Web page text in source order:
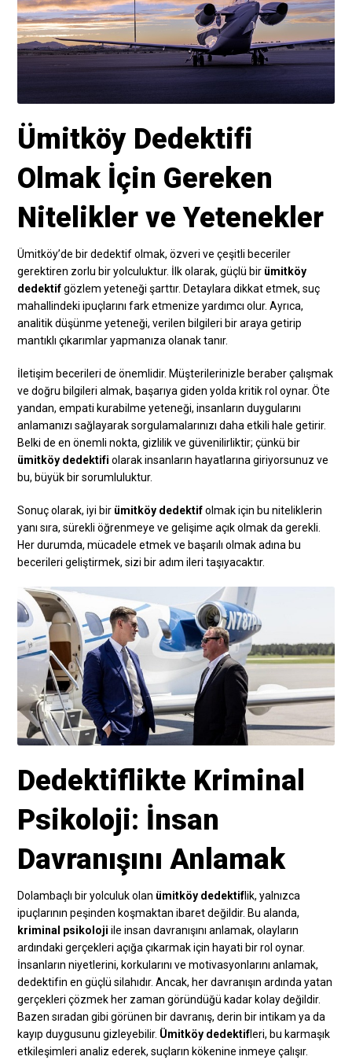
Ümitköy Dedektifi
Olmak İçin Gereken
Nitelikler ve Yetenekler
Ümitköy’de bir dedektif olmak, özveri ve çeşitli beceriler
gerektiren zorlu bir yolculuktur. İlk olarak, güçlü bir ümitköy
dedektifgözlem yeteneği şarttır. Detaylara dikkat etmek, suç
mahallindeki ipuçlarını fark etmenize yardımcı olur. Ayrıca,
analitik düşünme yeteneği, verilen bilgileri bir araya getirip
mantıklı çıkarımlar yapmanıza olanak tanır.
İletişim becerileri de önemlidir. Müşterilerinizle beraber çalışmak
ve doğru bilgileri almak, başarıya giden yolda kritik rol oynar. Öte
yandan, empati kurabilme yeteneği, insanların duygularını
anlamanızı sağlayarak sorgulamalarınızı daha etkili hale getirir.
Belki de en önemli nokta, gizlilik ve güvenilirliktir; çünkü bir
ümitköy dedektifi olarak insanların hayatlarına giriyorsunuz ve
bu, büyük bir sorumluluktur.
Sonuç olarak, iyi bir ümitköy dedektifolmak için bu niteliklerin
yanı sıra, sürekli öğrenmeye ve gelişime açık olmak da gerekli.
Her durumda, mücadele etmek ve başarılı olmak adına bu
becerileri geliştirmek, sizi bir adım ileri taşıyacaktır.
Dedektiflikte Kriminal
Psikoloji: İnsan
Davranışını Anlamak
Dolambaçlı bir yolculuk olan ümitköy dedektiflik, yalnızca
ipuçlarının peşinden koşmaktan ibaret değildir. Bu alanda,
kriminal psikoloji ile insan davranışını anlamak, olayların
ardındaki gerçekleri açığa çıkarmak için hayati bir rol oynar.
İnsanların niyetlerini, korkularını ve motivasyonlarını anlamak,
dedektifin en güçlü silahıdır. Ancak, her davranışın ardında yatan
gerçekleri çözmek her zaman göründüğü kadar kolay değildir.
Bazen sıradan gibi görünen bir davranış, derin bir intikam ya da
kayıp duygusunu gizleyebilir. Ümitköy dedektifleri, bu karmaşık
etkileşimleri analiz ederek, suçların kökenine inmeye çalışır.